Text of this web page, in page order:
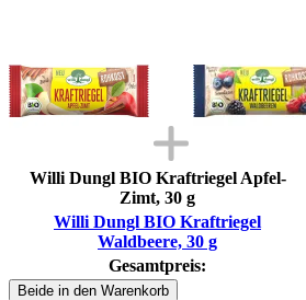
Willi Dungl BIO Kraftriegel Apfel-
Zimt, 30 g
Willi Dungl BIO Kraftriegel
Waldbeere, 30 g
Gesamtpreis:
Beide in den Warenkorb